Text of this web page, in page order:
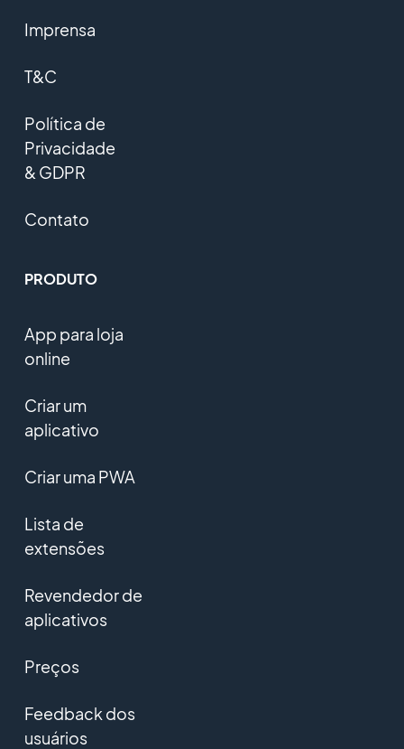
Imprensa
T&C
Política de
Privacidade
& GDPR
Contato
PRODUTO
App para loja
online
Criar um
aplicativo
Criar uma PWA
Lista de
extensões
Revendedor de
aplicativos
Preços
Feedback dos
usuários